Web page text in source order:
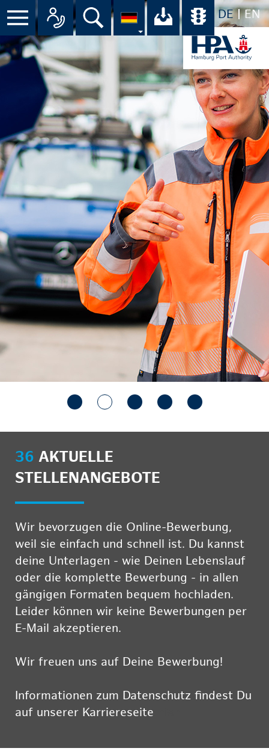
DE EN
Suche Ihr Download-
36 AKTUELLE
STELLENANGEBOTE
Wir bevorzugen die Online-Bewerbung,
weil sie einfach und schnell ist. Du kannst
deine Unterlagen - wie Deinen Lebenslauf
oder die komplette Bewerbung - in allen
gängigen Formaten bequem hochladen.
Leider können wir keine Bewerbungen per
E-Mail akzeptieren.
Wir freuen uns auf Deine Bewerbung!
Informationen zum Datenschutz findest Du
auf unserer Karriereseite